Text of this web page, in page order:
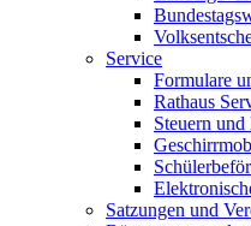
Service
Formulare
Rathaus
Steuern und
Satzungen und